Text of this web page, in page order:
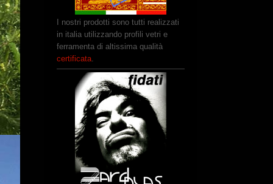
I nostri prodotti sono tutti realizzati
in italia utilizzando profili vetri e
ferramenta di altissima qualità
certificata.